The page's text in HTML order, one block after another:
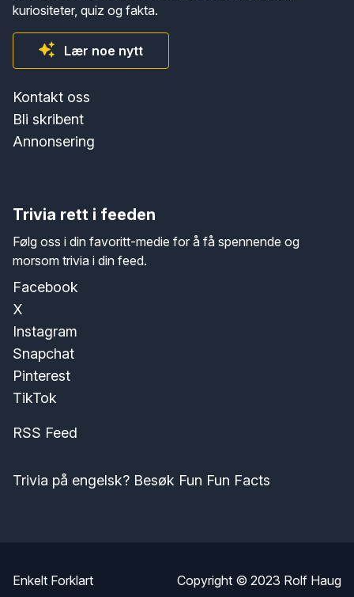
kuriositeter, quiz og fakta.
Lær noe nytt
Kontakt oss
Bli skribent
Annonsering
Trivia rett i feeden
Følg oss i din favoritt-medie for å få spennende og
morsom trivia i din feed.
Facebook
X
Instagram
Snapchat
Pinterest
TikTok
RSS Feed
Trivia på engelsk? Besøk Fun Fun Facts
Enkelt Forklart Copyright © 2023 Rolf Haug